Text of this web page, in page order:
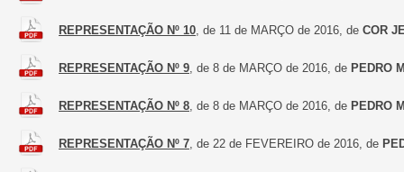
REPRESENTAÇÃO Nº 10, de 11 de MARÇO de 2016, de COR
REPRESENTAÇÃO Nº 9, de 8 de MARÇO de 2016, de PEDRO
REPRESENTAÇÃO Nº 8, de 8 de MARÇO de 2016, de PEDRO
REPRESENTAÇÃO Nº 7, de 22 de FEVEREIRO de 2016, de